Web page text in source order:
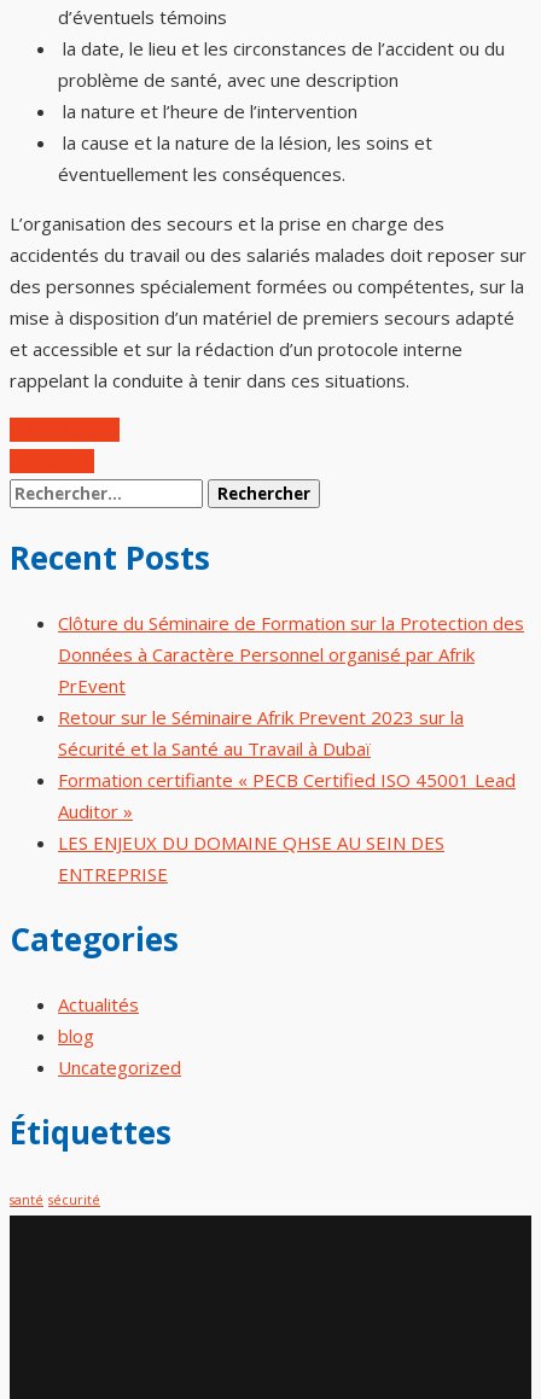
d’éventuels témoins
la date, le lieu et les circonstances de l’accident ou du
problème de santé, avec une description
la nature et l’heure de l’intervention
la cause et la nature de la lésion, les soins et
éventuellement les conséquences.
L’organisation des secours et la prise en charge des
accidentés du travail ou des salariés malades doit reposer sur
des personnes spécialement formées ou compétentes, sur la
mise à disposition d’un matériel de premiers secours adapté
et accessible et sur la rédaction d’un protocole interne
rappelant la conduite à tenir dans ces situations.
Recent Posts
Clôture du Séminaire de Formation sur la Protection des
Données à Caractère Personnel organisé par Afrik
PrEvent
Retour sur le Séminaire Afrik Prevent 2023 sur la
Sécurité et la Santé au Travail à Dubaï
Formation certifiante « PECB Certified ISO 45001 Lead
Auditor »
LES ENJEUX DU DOMAINE QHSE AU SEIN DES
ENTREPRISE
Categories
Actualités
blog
Uncategorized
Étiquettes
santé sécurité